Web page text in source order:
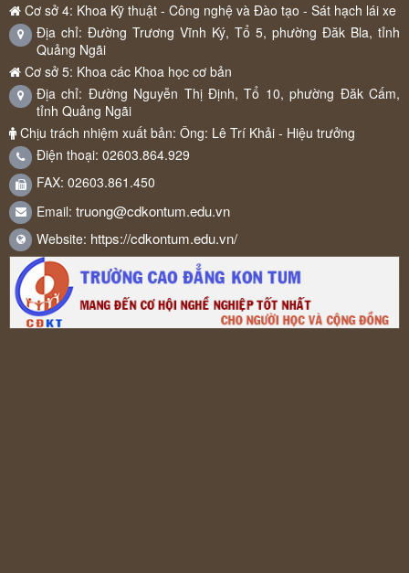
Cơ sở 4: Khoa Kỹ thuật - Công nghệ và Đào tạo - Sát hạch lái xe
Địa chỉ: Đường Trương Vĩnh Ký, Tổ 5, phường Đăk Bla, tỉnh
Quảng Ngãi
Cơ sở 5: Khoa các Khoa học cơ bản
Địa chỉ: Đường Nguyễn Thị Định, Tổ 10, phường Đăk Cấm,
tỉnh Quảng Ngãi
Chịu trách nhiệm xuất bản: Ông: Lê Trí Khải - Hiệu trưởng
Điện thoại: 02603.864.929
FAX: 02603.861.450
Email: truong@cdkontum.edu.vn
Website: https://cdkontum.edu.vn/